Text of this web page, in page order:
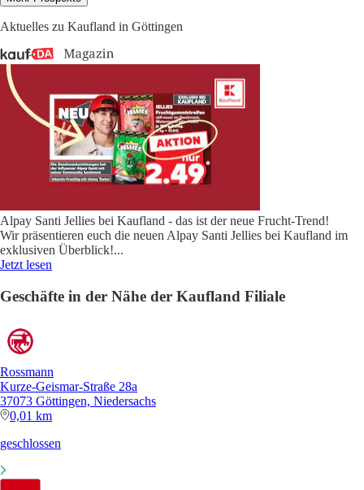
Aktuelles zu Kaufland in Göttingen
Alpay Santi Jellies bei Kaufland - das ist der neue Frucht-Trend!
Wir präsentieren euch die neuen Alpay Santi Jellies bei Kaufland im
exklusiven Überblick!...
Jetzt lesen
Geschäfte in der Nähe der Kaufland Filiale
Rossmann
Kurze-Geismar-Straße 28a
37073 Göttingen, Niedersachs
0,01 km
geschlossen